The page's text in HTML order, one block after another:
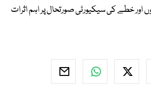
اور خطے کی سیکیورٹی صورتحال پر اہم اثرات